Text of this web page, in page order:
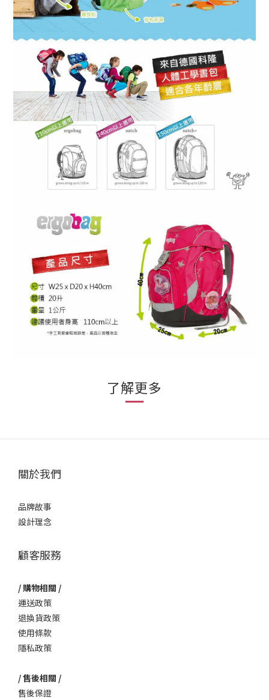
了解更多
關於我們
品牌故事
設計理念
顧客服務
/ 購物相關 /
運送政策
退換貨政策
使用條款
隱私政策
/ 售後相關 /
售後保證